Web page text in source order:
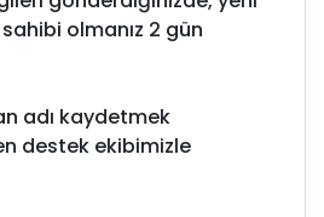
sahibi olmanız 2 gün
adı kaydetmek
destek ekibimizle